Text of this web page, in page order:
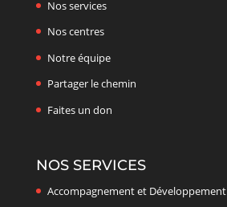
Nos services
Nos centres
Notre équipe
Partager le chemin
Faites un don
NOS SERVICES
Accompagnement et Développement